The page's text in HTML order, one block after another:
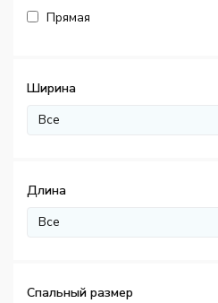
Прямая
Ширина
Все
Длина
Все
Спальный размер